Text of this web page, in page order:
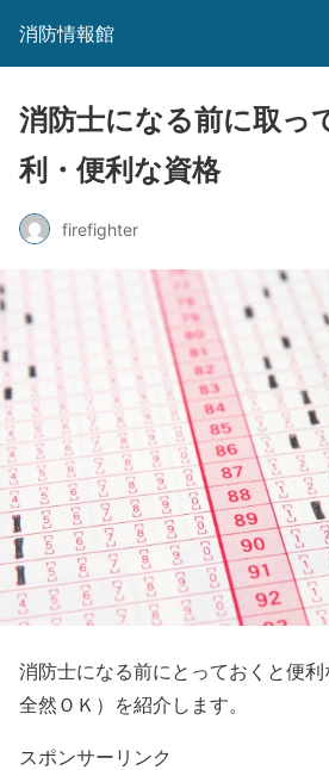
消防情報館
消防士になる前に取っ
利・便利な資格
firefighter
消防士になる前にとっておくと便
全然ＯＫ）を紹介します。
スポンサーリンク